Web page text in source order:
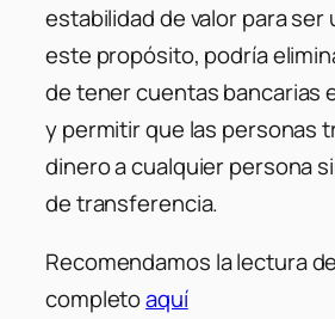
estabilidad de valor para ser
este propósito, podría
de tener cuentas bancarias
y permitir que las personas
dinero a cualquier persona
de transferencia.
Recomendamos la lectura
completoaquí